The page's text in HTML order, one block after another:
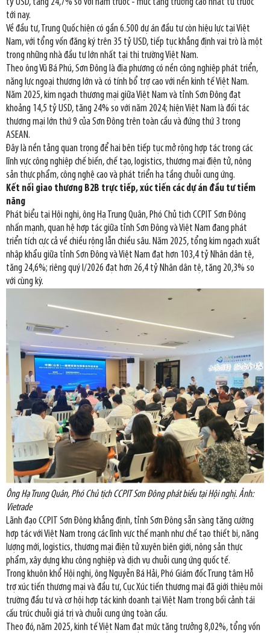
tới nay.
Về đầu tư, Trung Quốc hiện có gần 6.500 dự án đầu tư còn hiệu lực tại Việt
Nam, với tổng vốn đăng ký trên 35 tỷ USD, tiếp tục khẳng định vai trò là một
trong những nhà đầu tư lớn nhất tại thị trường Việt Nam.
Theo ông Vũ Bá Phú, Sơn Đông là địa phương có nền công nghiệp phát triển,
năng lực ngoại thương lớn và có tính bổ trợ cao với nền kinh tế Việt Nam.
Năm 2025, kim ngạch thương mại giữa Việt Nam và tỉnh Sơn Đông đạt
khoảng 14,5 tỷ USD, tăng 24% so với năm 2024; hiện Việt Nam là đối tác
thương mại lớn thứ 9 của Sơn Đông trên toàn cầu và đứng thứ 3 trong
ASEAN.
Đây là nền tảng quan trọng để hai bên tiếp tục mở rộng hợp tác trong các
lĩnh vực công nghiệp chế biến, chế tạo, logistics, thương mại điện tử, nông
sản thực phẩm, công nghệ cao và phát triển hạ tầng chuỗi cung ứng.
Kết nối giao thương B2B trực tiếp, xúc tiến các dự án đầu tư tiềm
năng
Phát biểu tại Hội nghị, ông Hạ Trung Quân, Phó Chủ tịch CCPIT Sơn Đông
nhấn mạnh, quan hệ hợp tác giữa tỉnh Sơn Đông và Việt Nam đang phát
triển tích cực cả về chiều rộng lẫn chiều sâu. Năm 2025, tổng kim ngạch xuất
nhập khẩu giữa tỉnh Sơn Đông và Việt Nam đạt hơn 103,4 tỷ Nhân dân tệ,
tăng 24,6%; riêng quý I/2026 đạt hơn 26,4 tỷ Nhân dân tệ, tăng 20,3% so
với cùng kỳ.
Ông Hạ Trung Quân, Phó Chủ tịch CCPIT Sơn Đông phát biểu tại Hội nghị. Ảnh:
Vietrade
Lãnh đạo CCPIT Sơn Đông khẳng định, tỉnh Sơn Đông sẵn sàng tăng cường
hợp tác với Việt Nam trong các lĩnh vực thế mạnh như chế tạo thiết bị, năng
lượng mới, logistics, thương mại điện tử xuyên biên giới, nông sản thực
phẩm, xây dựng khu công nghiệp và dịch vụ chuỗi cung ứng quốc tế.
Trong khuôn khổ Hội nghị, ông Nguyễn Bá Hải, Phó Giám đốc Trung tâm Hỗ
trợ xúc tiến thương mại và đầu tư, Cục Xúc tiến thương mại đã giới thiệu môi
trường đầu tư và cơ hội hợp tác kinh doanh tại Việt Nam trong bối cảnh tái
cấu trúc chuỗi giá trị và chuỗi cung ứng toàn cầu.
Theo đó, năm 2025, kinh tế Việt Nam đạt mức tăng trưởng 8,02%, tổng vốn